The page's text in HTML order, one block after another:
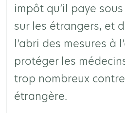
impôt qu’il paye
sur les étrangers, et
l’abri des mesures à
protéger les
trop nombreux
étrangère.